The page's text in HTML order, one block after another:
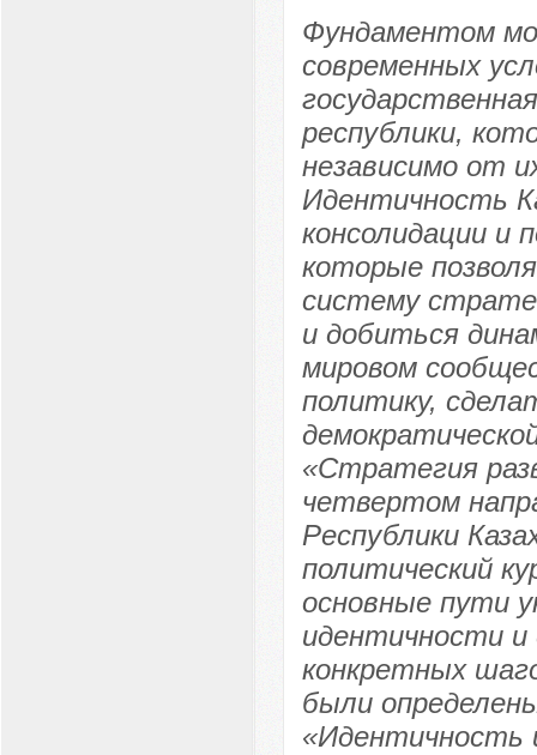
Фундаментом
современных
республики,
независимо от
Идентичность
консолидации и
которые
систему
и добиться
мировом
политику,
«Стратегия
четвертом
Республики
политический
основные пути
идентичности и
конкретных
были
«Идентичность